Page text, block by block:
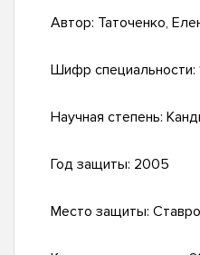
Автор: Таточенко,
Шифр специальности:
Научная степень:
Год защиты: 2005
Место защиты: